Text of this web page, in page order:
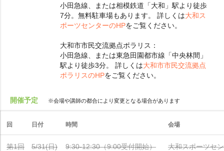
小田急線、または相模鉄道「大和」駅より徒歩
7分。無料駐車場もあります。 詳しくは大和ス
ポーツセンターのHPをご覧ください。
大和市市民交流拠点ポラリス：
小田急線、または東急田園都市線「中央林間」
駅より徒歩3分。 詳しくは大和市市民交流拠点
ポラリスのHPをご覧ください。
開催予定 ※会場や講師の都合により変更となる場合があります
回 日付 時間 会場
第1回 5/31(日) 9:30-12:30（9:00受付開始） 大和スポーツセ